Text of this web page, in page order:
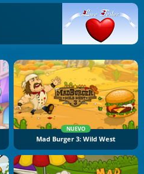
NUEVO
Mad Burger 3: Wild West